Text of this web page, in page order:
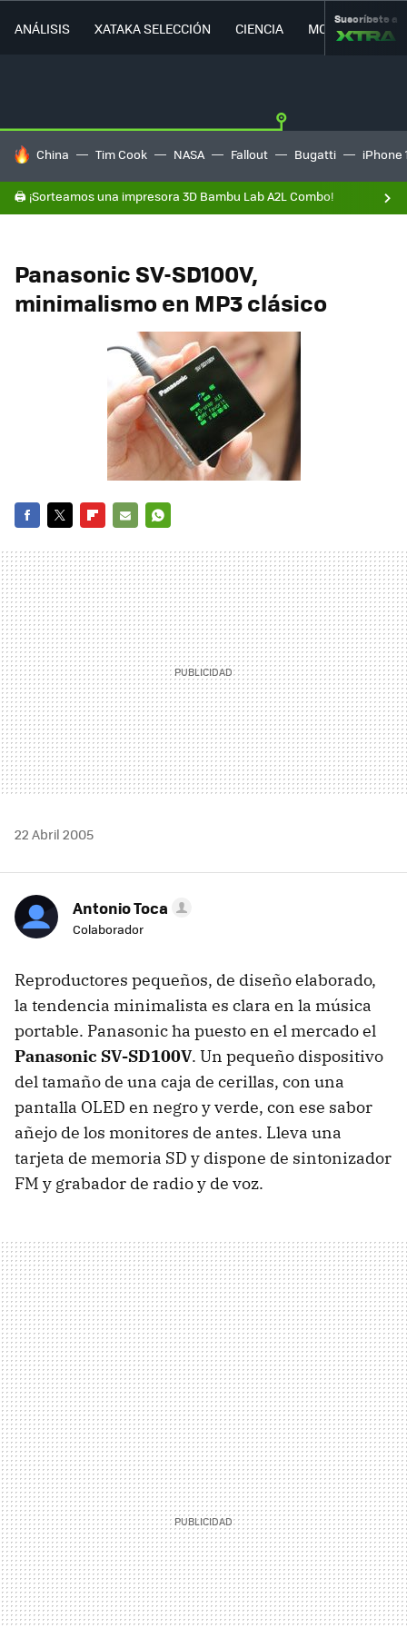
ANÁLISIS XATAKA SELECCIÓN CIENCIA MOVILIDAD
Suscríbete a
HOY SE HABLA DE
China Tim Cook NASA Fallout Bugatti iPhone
🖨️ ¡Sorteamos una impresora 3D Bambu Lab A2L Combo!
Panasonic SV-SD100V,
minimalismo en MP3 clásico
MAIL
22 Abril 2005
Antonio Toca
Colaborador
Reproductores pequeños, de diseño elaborado,
la tendencia minimalista es clara en la música
portable. Panasonic ha puesto en el mercado el
Panasonic SV-SD100V. Un pequeño dispositivo
del tamaño de una caja de cerillas, con una
pantalla OLED en negro y verde, con ese sabor
añejo de los monitores de antes. Lleva una
tarjeta de memoria SD y dispone de sintonizador
FM y grabador de radio y de voz.